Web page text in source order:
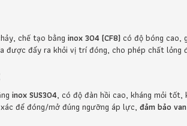
chế tạo bằng inox 304 (CF8)có độ bóng cao,
được đẩy ra khỏi vị trí đóng, cho phép chất lỏng
inox SUS304, có độ đàn hồi cao, kháng mỏi tốt,
để đóng/mở đúng ngưỡng áp lực, đảm bảo